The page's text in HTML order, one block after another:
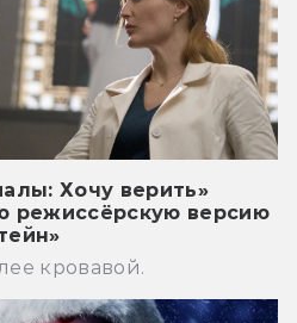
Хочу верить»
режиссёрскую версию
кровавой.